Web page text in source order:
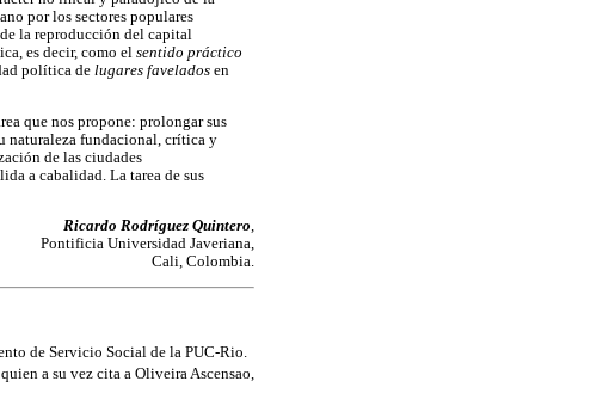
por los sectores populares
la reproducción del capital
es decir, como el sentido práctico
política de lugares favelados en
que nos propone: prolongar sus
naturaleza fundacional, crítica y
de las ciudades
a cabalidad. La tarea de sus
Ricardo Rodríguez Quintero,
Pontificia Universidad Javeriana,
Cali, Colombia.
de Servicio Social de la PUC-Rio.
a su vez cita a Oliveira Ascensao,